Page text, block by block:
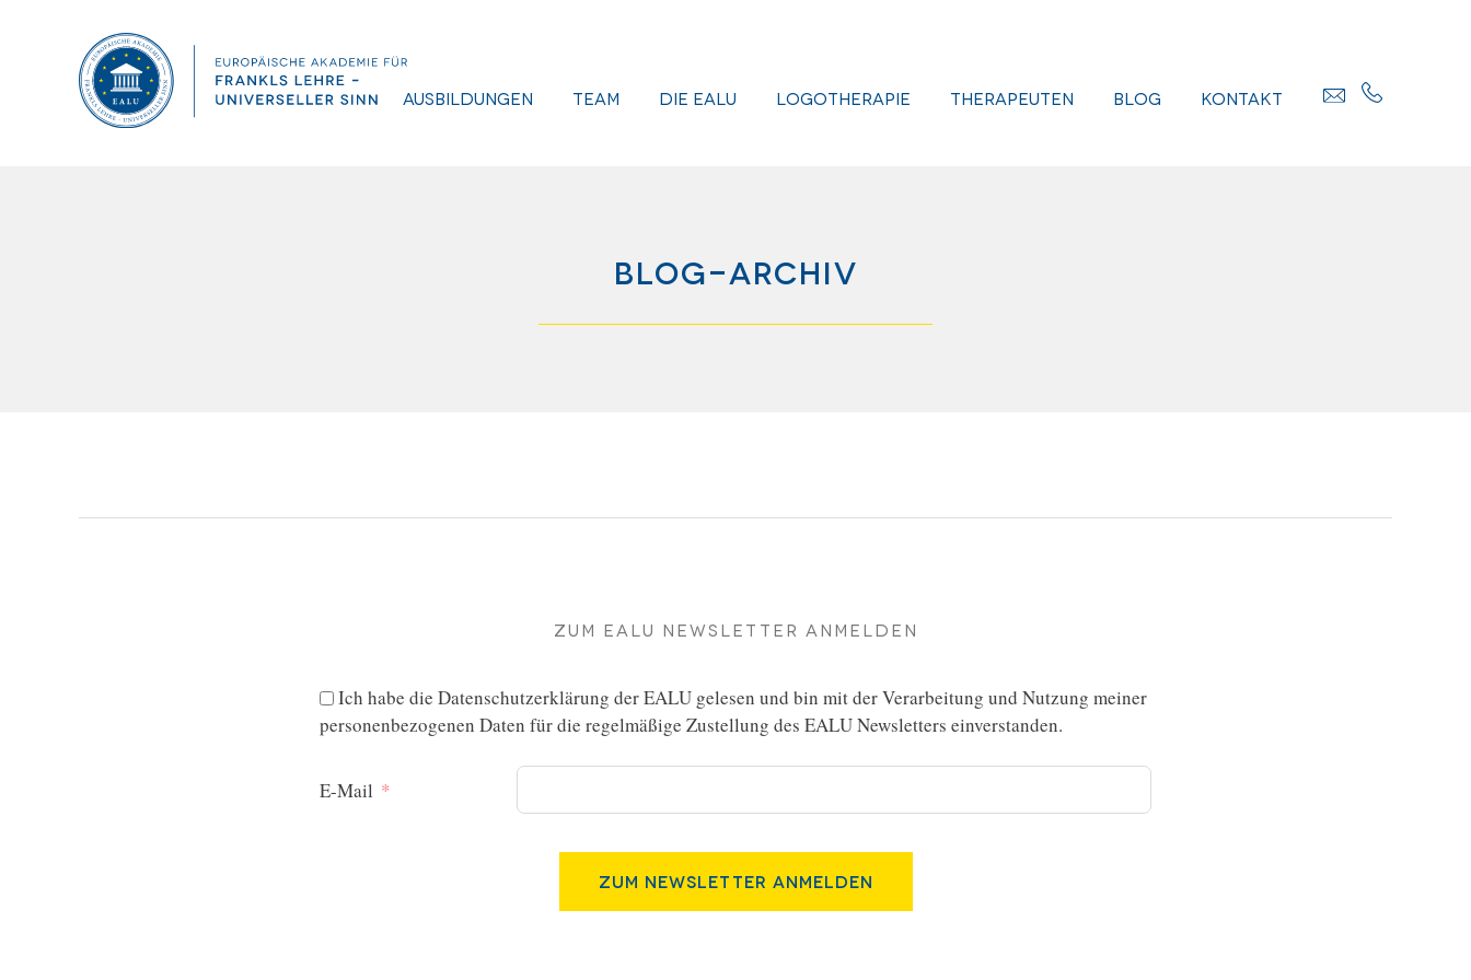
Ausbildungen Team Die EALU Logotherapie Therapeuten Blog Kontakt
Blog-Archiv
Zum EALU Newsletter anmelden
Ich habe die Datenschutzerklärung der EALU gelesen und bin mit der Verarbeitung und Nutzung meiner
personenbezogenen Daten für die regelmäßige Zustellung des EALU Newsletters einverstanden.
E-Mail
Zum Newsletter Anmelden